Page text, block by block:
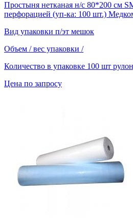
Простыня нетканая н/с 80*200 см
перфорацией (уп-ка: 100 шт.)
Вид упаковки п/эт мешок
Объем / вес упаковки /
Количество в упаковке 100 шт
Цена по запросу